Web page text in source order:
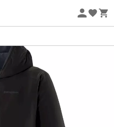
przy zakupie 2
Patagonia Men's
wędrówek i odważnych
tak, aby była lekka jak
wymagających
optymalną
między
rewolucyjnej izolacji
nawet